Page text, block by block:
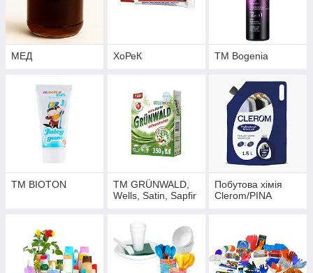
МЕД ХоРеК ТМ Bogenia
ТМ BIOTON
ТМ GRÜNWALD,
Wells, Satin, Sapfir
Побутова хімія
Clerom/PINA